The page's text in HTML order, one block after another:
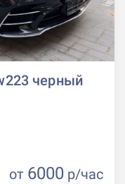
черный
от 6000 р/час